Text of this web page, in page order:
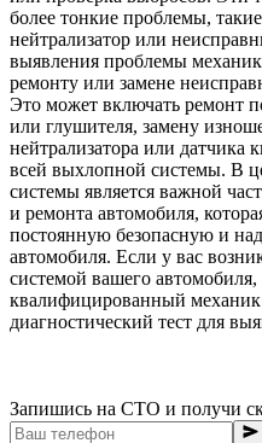
более тонкие проблемы,
нейтрализатор или
выявления проблемы
ремонту или замене
Это может включать ремонт
или глушителя, замену
нейтрализатора или датчика
всей выхлопной системы. В
системы является важной
и ремонта автомобиля,
постоянную безопасную и
автомобиля. Если у вас
системой вашего
квалифицированный
диагностический тест для
Запишись на СТО и получи